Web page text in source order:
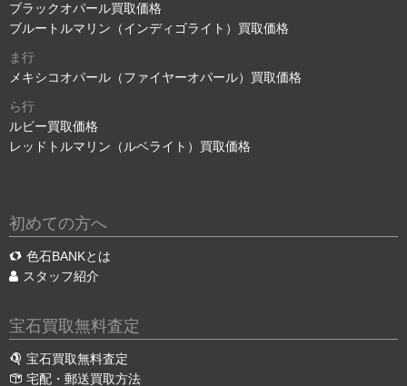
ブラックオパール買取価格
ブルートルマリン（インディゴライト）買取価格
ま行
メキシコオパール（ファイヤーオパール）買取価格
ら行
ルビー買取価格
レッドトルマリン（ルベライト）買取価格
初めての方へ
色石BANKとは
スタッフ紹介
宝石買取無料査定
宝石買取無料査定
宅配・郵送買取方法